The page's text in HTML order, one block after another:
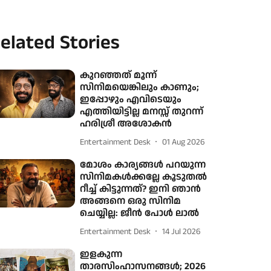
Stories
കുറഞ്ഞത് മൂന്ന്
സിനിമയെങ്കിലും കാണും;
ഇപ്പോഴും എവിടെയും
എത്തിയിട്ടില്ല മനസ്സ് തുറന്ന്
ഹരിശ്രീ അശോകൻ
Entertainment Desk 01 Aug 2026
മോശം കാര്യങ്ങൾ പറയുന്ന
സിനിമകൾക്കല്ലേ കൂടുതൽ
റീച്ച് കിട്ടുന്നത്? ഇനി ഞാന്‍
അങ്ങനെ ഒരു സിനിമ
ചെയ്യില്ല: ജീൻ പോൾ ലാൽ
Entertainment Desk 14 Jul 2026
ഇളകുന്ന
താരസിംഹാസനങ്ങള്‍; 2026